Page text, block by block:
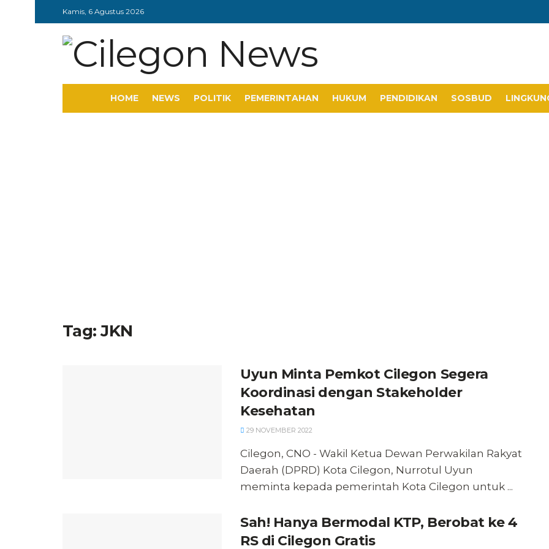
Kamis, 6 Agustus 2026
HOME NEWS POLITIK PEMERINTAHAN HUKUM PENDIDIKAN SOSBUD
Tag:JKN
Uyun Minta Pemkot Cilegon Segera
Koordinasi dengan Stakeholder
Kesehatan
29 NOVEMBER 2022
Cilegon, CNO - Wakil Ketua Dewan Perwakilan Rakyat
Daerah (DPRD) Kota Cilegon, Nurrotul Uyun
meminta kepada pemerintah Kota Cilegon untuk ...
Sah! Hanya Bermodal KTP, Berobat ke 4
RS di Cilegon Gratis